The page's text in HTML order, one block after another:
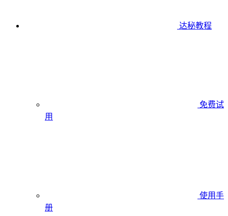
达秘教程
免费试
用
使用手
册